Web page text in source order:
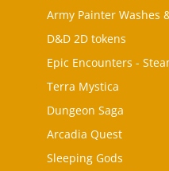
Army Painter Washes
D&D 2D tokens
Epic Encounters -
Terra Mystica
Dungeon Saga
Arcadia Quest
Sleeping Gods